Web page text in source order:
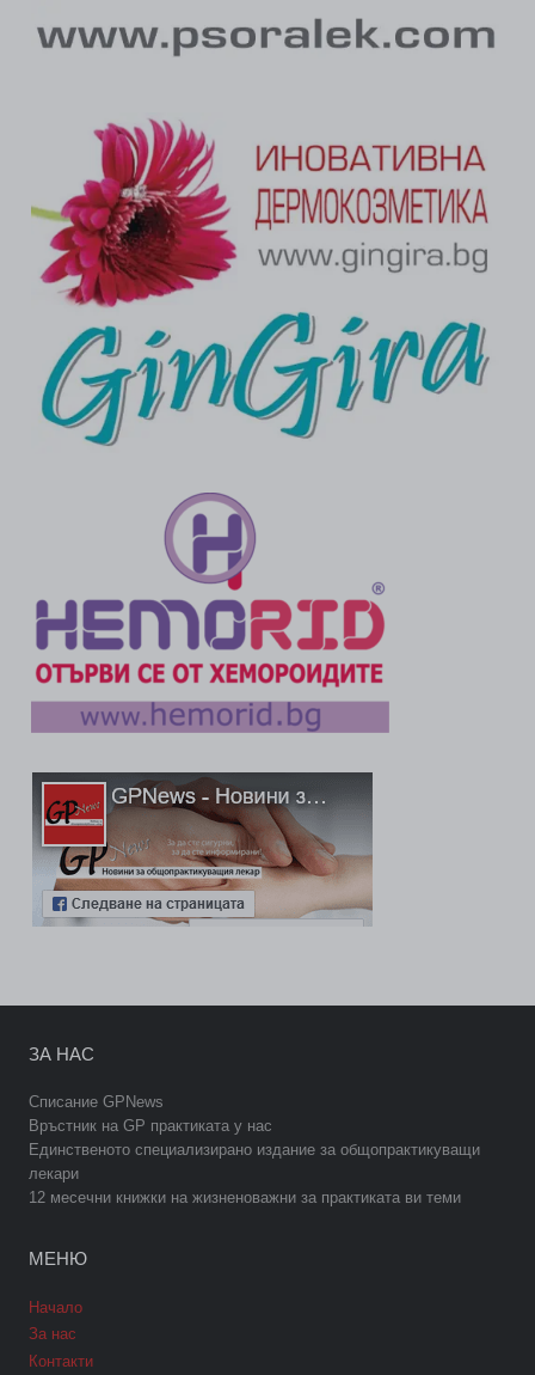
ЗА НАС
Списание GPNews
Връстник на GP практиката у нас
Единственото специализирано издание за общопрактикуващи
лекари
12 месечни книжки на жизненоважни за практиката ви теми
МЕНЮ
Начало
За нас
Контакти